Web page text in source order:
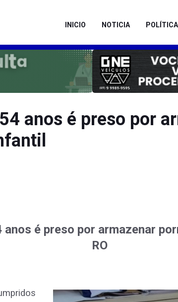
INICIO NOTICIA POLÍTICA
anos é preso por
é preso por armazenar
RO